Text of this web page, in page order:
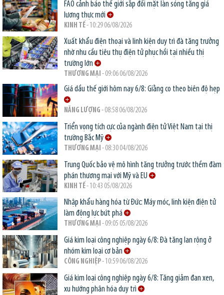
FAO cảnh báo thế giới sắp đối mặt làn sóng tăng giá
lương thực mới
KINH TẾ- 10:29 06/08/2026
Xuất khẩu điện thoại và linh kiện duy trì đà tăng trưởng
nhờ nhu cầu tiêu thụ điện tử phục hồi tại nhiều thị
trường lớn
THƯƠNG MẠI - 09:06 06/08/2026
Giá dầu thế giới hôm nay 6/8: Giằng co theo biên độ hẹp
NĂNG LƯỢNG - 08:58 06/08/2026
Triển vọng tích cực của ngành điện tử Việt Nam tại thị
trường Bắc Mỹ
THƯƠNG MẠI - 08:30 04/08/2026
Trung Quốc bảo vệ mô hình tăng trưởng trước thềm đàm
phán thương mại với Mỹ và EU
KINH TẾ- 10:43 05/08/2026
Nhập khẩu hàng hóa từ Đức: Máy móc, linh kiện điện tử
làm động lực bứt phá
THƯƠNG MẠI - 09:05 05/08/2026
Giá kim loại công nghiệp ngày 6/8: Đà tăng lan rộng ở
nhóm kim loại cơ bản
CÔNG NGHIỆP- 10:59 06/08/2026
Giá kim loại công nghiệp ngày 6/8: Tăng giảm đan xen,
xu hướng phân hóa duy trì